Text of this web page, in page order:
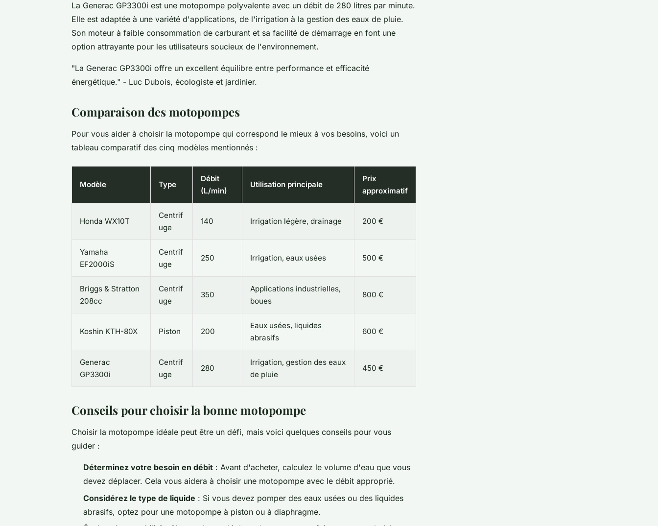
La Generac GP3300i est une motopompe polyvalente avec un débit de 280 litres par minute.
Elle est adaptée à une variété d'applications, de l'irrigation à la gestion des eaux de pluie.
Son moteur à faible consommation de carburant et sa facilité de démarrage en font une
option attrayante pour les utilisateurs soucieux de l'environnement.
"La Generac GP3300i offre un excellent équilibre entre performance et efficacité
énergétique." - Luc Dubois, écologiste et jardinier.
Comparaison des motopompes
Pour vous aider à choisir la motopompe qui correspond le mieux à vos besoins, voici un
tableau comparatif des cinq modèles mentionnés :
Modèle Type
Débit
(L/min)
Utilisation principale
Prix
approximatif
Honda WX10T
Centrif
uge
140 Irrigation légère, drainage 200 €
Yamaha
EF2000iS
Centrif
uge
250 Irrigation, eaux usées 500 €
Briggs & Stratton
208cc
Centrif
uge
350
Applications industrielles,
boues
800 €
Koshin KTH-80X Piston 200
Eaux usées, liquides
abrasifs
600 €
Generac
GP3300i
Centrif
uge
280
Irrigation, gestion des eaux
de pluie
450 €
Conseils pour choisir la bonne motopompe
Choisir la motopompe idéale peut être un défi, mais voici quelques conseils pour vous
guider :
Déterminez votre besoin en débit : Avant d'acheter, calculez le volume d'eau que vous
devez déplacer. Cela vous aidera à choisir une motopompe avec le débit approprié.
Considérez le type de liquide : Si vous devez pomper des eaux usées ou des liquides
abrasifs, optez pour une motopompe à piston ou à diaphragme.